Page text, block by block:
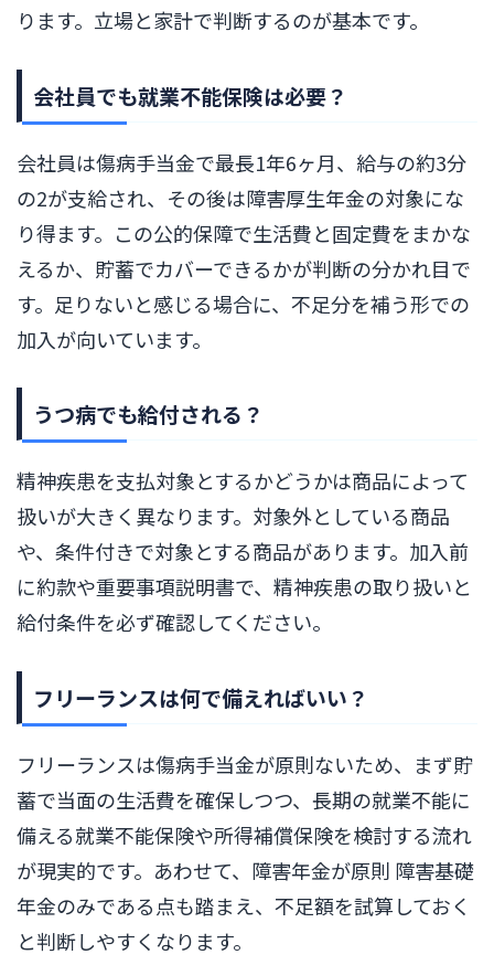
ります。立場と家計で判断するのが基本です。
会社員でも就業不能保険は必要？
会社員は傷病手当金で最長1年6ヶ月、給与の約3分
の2が支給され、その後は障害厚生年金の対象にな
り得ます。この公的保障で生活費と固定費をまかな
えるか、貯蓄でカバーできるかが判断の分かれ目で
す。足りないと感じる場合に、不足分を補う形での
加入が向いています。
うつ病でも給付される？
精神疾患を支払対象とするかどうかは商品によって
扱いが大きく異なります。対象外としている商品
や、条件付きで対象とする商品があります。加入前
に約款や重要事項説明書で、精神疾患の取り扱いと
給付条件を必ず確認してください。
フリーランスは何で備えればいい？
フリーランスは傷病手当金が原則ないため、まず貯
蓄で当面の生活費を確保しつつ、長期の就業不能に
備える就業不能保険や所得補償保険を検討する流れ
が現実的です。あわせて、障害年金が原則 障害基礎
年金のみである点も踏まえ、不足額を試算しておく
と判断しやすくなります。